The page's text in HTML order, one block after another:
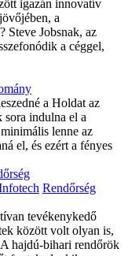
igazán innovatív
a
Steve Jobsnak, az
a céggel,
a Holdat az
sora indulna el a
lenne az
el, és ezért a fényes
Rendőrség
tevékenykedő
között volt olyan is,
hajdú-bihari rendőrök